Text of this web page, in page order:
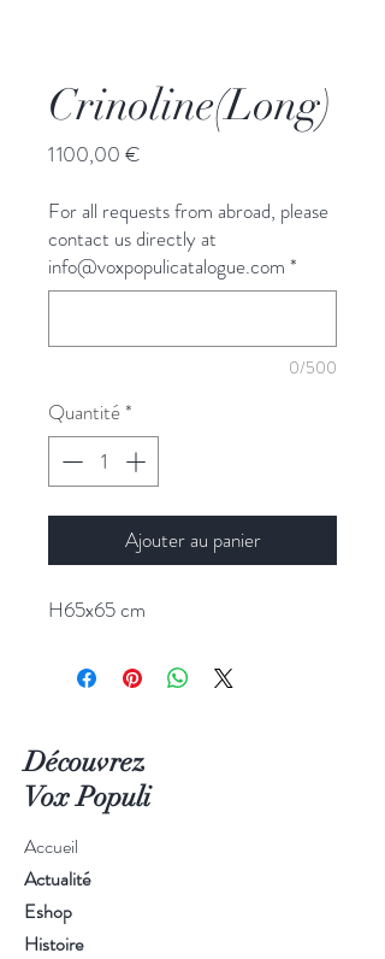
Crinoline(Long)
1 100,00 €
For all requests from abroad, please
contact us directly at
info@voxpopulicatalogue.com *
0/500
Quantité*
Ajouter au panier
H65x65 cm
Découvrez
Vox Populi
Accueil
Actualité
Eshop
Histoire